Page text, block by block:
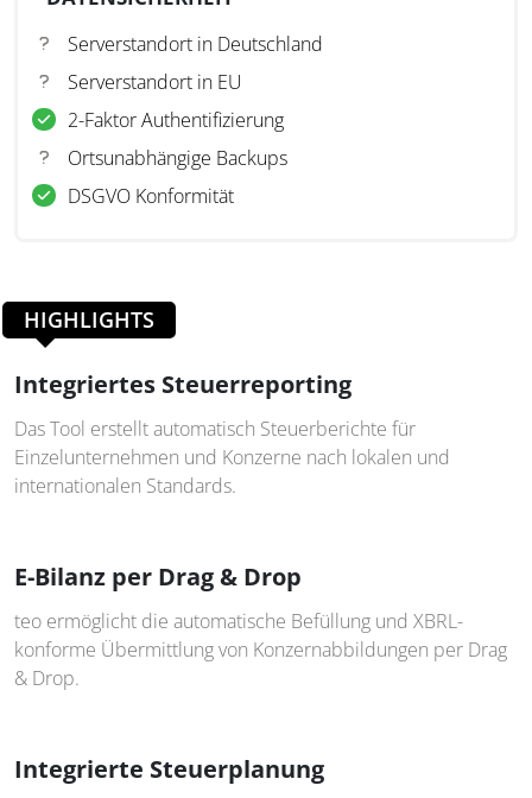
Serverstandort in Deutschland
Serverstandort in EU
2-Faktor Authentifizierung
Ortsunabhängige Backups
DSGVO Konformität
HIGHLIGHTS
Integriertes Steuerreporting
Das Tool erstellt automatisch Steuerberichte für
Einzelunternehmen und Konzerne nach lokalen und
internationalen Standards.
E-Bilanz per Drag & Drop
teo ermöglicht die automatische Befüllung und XBRL-
konforme Übermittlung von Konzernabbildungen per Drag
& Drop.
Integrierte Steuerplanung